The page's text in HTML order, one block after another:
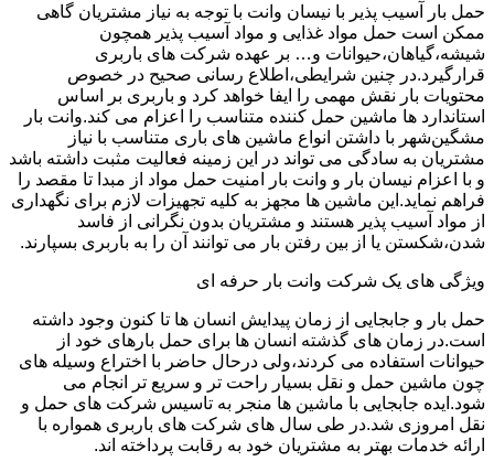
حمل بار آسیب پذیر با نیسان وانت با توجه به نیاز مشتریان گاهی
ممکن است حمل مواد غذایی و مواد آسیب پذیر همچون
شیشه،گیاهان،حیوانات و… بر عهده شرکت های باربری
قرارگیرد.در چنین شرایطی،اطلاع رسانی صحیح در خصوص
محتویات بار نقش مهمی را ایفا خواهد کرد و باربری بر اساس
استاندارد ها ماشین حمل کننده متناسب را اعزام می کند.وانت بار
مشگین‌شهر با داشتن انواع ماشین های باری متناسب با نیاز
مشتریان به سادگی می تواند در این زمینه فعالیت مثبت داشته باشد
و با اعزام نیسان بار و وانت بار امنیت حمل مواد از مبدا تا مقصد را
فراهم نماید.این ماشین ها مجهز به کلیه تجهیزات لازم برای نگهداری
از مواد آسیب پذیر هستند و مشتریان بدون نگرانی از فاسد
شدن،شکستن یا از بین رفتن بار می توانند آن را به باربری بسپارند.
ویژگی های یک شرکت وانت بار حرفه ای
حمل بار و جابجایی از زمان پیدایش انسان ها تا کنون وجود داشته
است.در زمان های گذشته انسان ها برای حمل بارهای خود از
حیوانات استفاده می کردند،ولی درحال حاضر با اختراع وسیله های
چون ماشین حمل و نقل بسیار راحت تر و سریع تر انجام می
شود.ایده جابجایی با ماشین ها منجر به تاسیس شرکت های حمل و
نقل امروزی شد.در طی سال های شرکت های باربری همواره با
ارائه خدمات بهتر به مشتریان خود به رقابت پرداخته اند.